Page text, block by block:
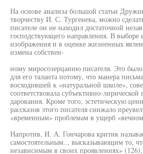
На основе анализа большой статьи
творчеству И. С. Тургенева, можно
писателе он не находил достаточной
господствующего направления. В выборе
изображения и в оценке жизненных
измена собствен-
ному миросозерцанию писателя. Это
для его таланта потому, что манера
восходившей к «натуральной школе»,
соответствовала субъективно-лирической
дарования. Кроме того, эстетическую
рассказов этого писателя снижало
«временным» проблемам в ущерб
Напротив, И. А. Гончарова критик
самостоятельным.., высказывающим то,
независимым в своих проявлениях» (126),